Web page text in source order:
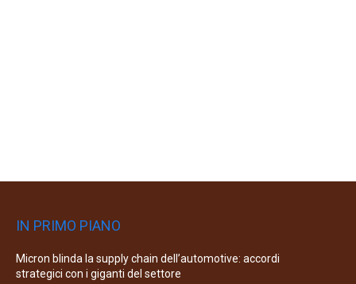
IN PRIMO PIANO
Micron blinda la supply chain dell’automotive: accordi
strategici con i giganti del settore